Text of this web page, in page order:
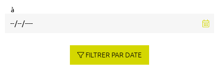
à
FILTRER PAR DATE